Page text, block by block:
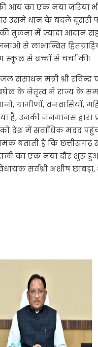
आय का एक नया जरिया
उसमें धान के बदले दूसरी
में ज्यादा आदान
से लाभान्वित
स्कूल से बच्चों से चर्चा की।
संसाधन मंत्री श्री
बघेल के नेतृत्व में राज्य के
ग्रामीणों, वनवासियों,
उनकी जनमानस द्वारा
देश में सर्वाधिक मदद
बताती है कि छत्तीसगढ़
का एक नया दौर शुरू हुआ
सर्वश्री अशीष